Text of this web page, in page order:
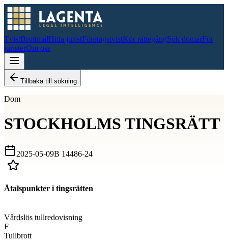
TvistBrottmålHitta juristFöretagstvistKör rättegångSök domarFör
juristerOm oss
Tillbaka till sökning
Dom
STOCKHOLMS TINGSRÄTT
2025-05-09B 14486-24
Åtalspunkter i tingsrätten
Vårdslös tullredovisning
F
Tullbrott